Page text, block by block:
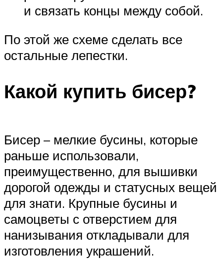
и связать концы между собой.
По этой же схеме сделать все
остальные лепестки.
Какой купить бисер?
Бисер – мелкие бусины, которые
раньше использовали,
преимущественно, для вышивки
дорогой одежды и статусных вещей
для знати. Крупные бусины и
самоцветы с отверстием для
нанизывания откладывали для
изготовления украшений.